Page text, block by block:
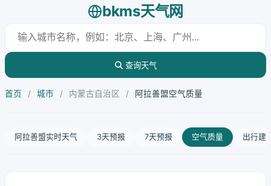
bkms天气网
查询天气
首页 / 城市 / 内蒙古自治区 / 阿拉善盟空气质量
阿拉善盟实时天气 3天预报 7天预报 空气质量 出行建